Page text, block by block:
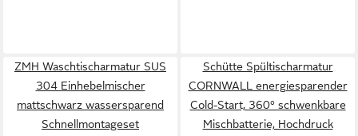
ZMH Waschtischarmatur SUS
304 Einhebelmischer
mattschwarz wassersparend
Schnellmontageset
Schütte Spültischarmatur
CORNWALL energiesparender
Cold-Start, 360° schwenkbare
Mischbatterie, Hochdruck